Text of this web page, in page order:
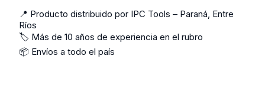
📍 Producto distribuido por IPC Tools – Paraná, Entre
Ríos
🏷️ Más de 10 años de experiencia en el rubro
📦 Envíos a todo el país